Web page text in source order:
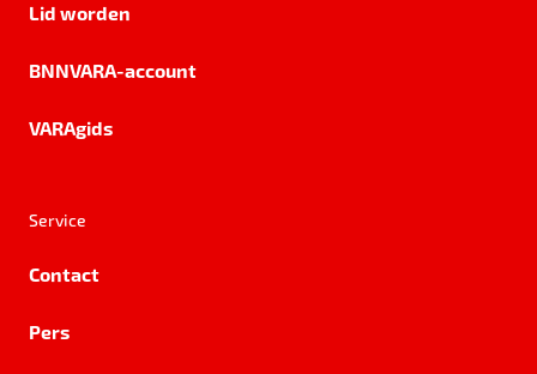
Lid worden
BNNVARA-account
VARAgids
Service
Contact
Pers